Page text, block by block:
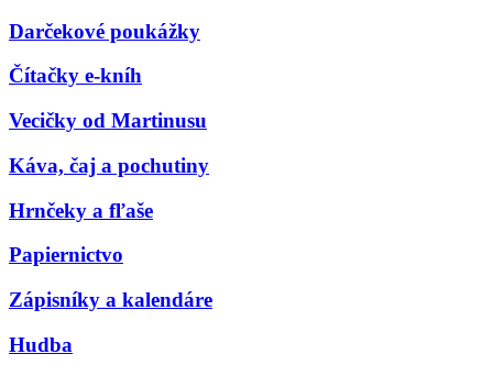
Darčekové poukážky
Čítačky e-kníh
Vecičky od Martinusu
Káva, čaj a pochutiny
Hrnčeky a fľaše
Papiernictvo
Zápisníky a kalendáre
Hudba